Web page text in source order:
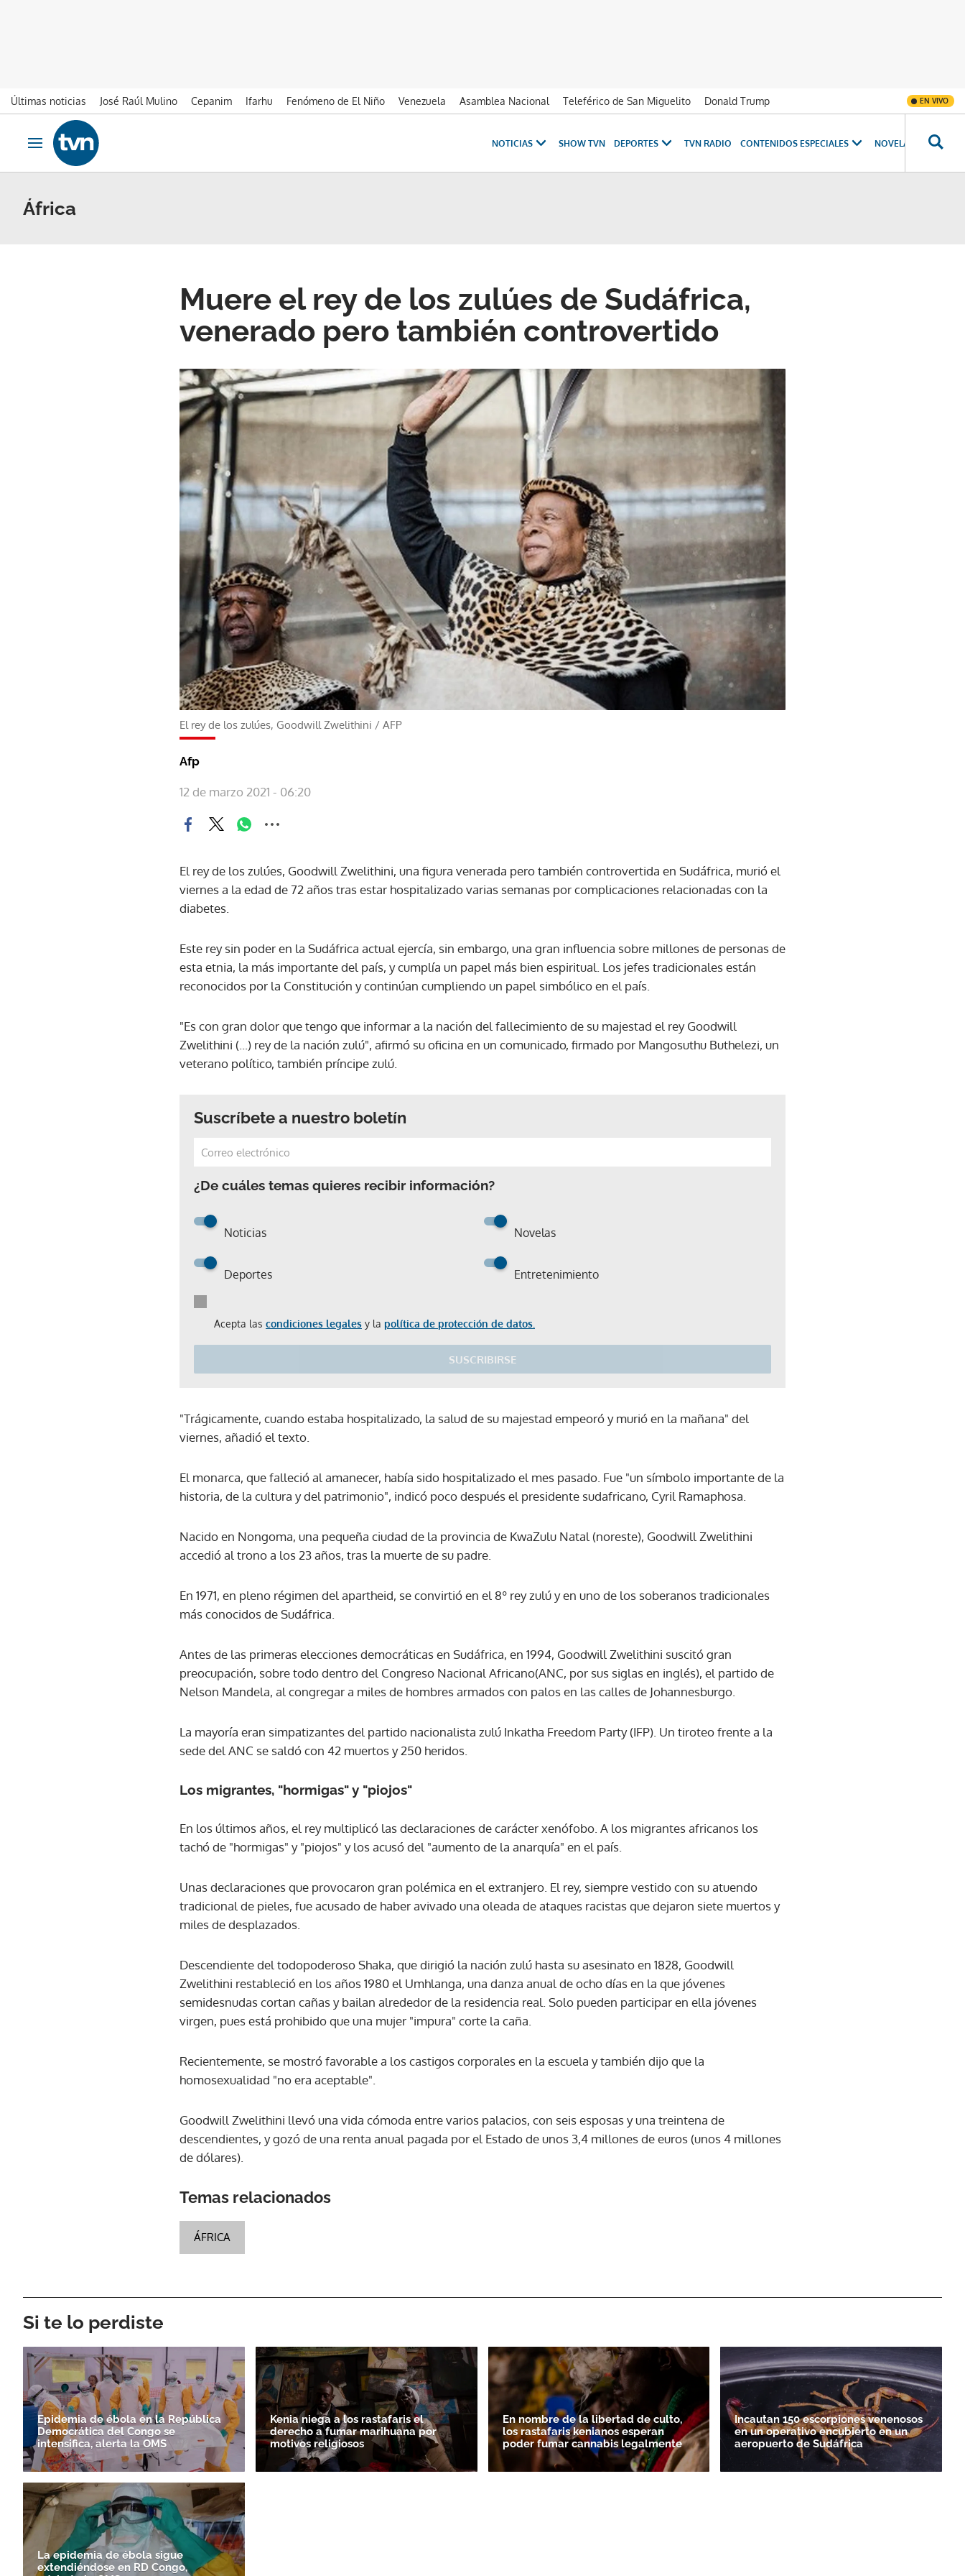
Últimas noticias José Raúl Mulino Cepanim Ifarhu Fenómeno de El Niño Venezuela Asamblea Nacional Teleférico de San Miguelito Donald Trump EN VIVO
Ir al contenido
Obrir navegació
NOTICIAS SHOW TVN DEPORTES TVN RADIO CONTENIDOS ESPECIALES NOVELAS
África
Muere el rey de los zulúes de Sudáfrica,
venerado pero también controvertido
El rey de los zulúes, Goodwill Zwelithini / AFP
Afp
12 de marzo 2021 - 06:20
El rey de los zulúes, Goodwill Zwelithini, una figura venerada pero también controvertida en Sudáfrica, murió el
viernes a la edad de 72 años tras estar hospitalizado varias semanas por complicaciones relacionadas con la
diabetes.
Este rey sin poder en la Sudáfrica actual ejercía, sin embargo, una gran influencia sobre millones de personas de
esta etnia, la más importante del país, y cumplía un papel más bien espiritual. Los jefes tradicionales están
reconocidos por la Constitución y continúan cumpliendo un papel simbólico en el país.
"Es con gran dolor que tengo que informar a la nación del fallecimiento de su majestad el rey Goodwill
Zwelithini (...) rey de la nación zulú", afirmó su oficina en un comunicado, firmado por Mangosuthu Buthelezi, un
veterano político, también príncipe zulú.
Suscríbete a nuestro boletín
¿De cuáles temas quieres recibir información?
Noticias Novelas
Deportes Entretenimiento
Acepta las condiciones legales y la política de protección de datos.
SUSCRIBIRSE
Gracias por suscribirte a nuestro boletín.
ACEPTAR
"Trágicamente, cuando estaba hospitalizado, la salud de su majestad empeoró y murió en la mañana" del
viernes, añadió el texto.
El monarca, que falleció al amanecer, había sido hospitalizado el mes pasado. Fue "un símbolo importante de la
historia, de la cultura y del patrimonio", indicó poco después el presidente sudafricano, Cyril Ramaphosa.
Nacido en Nongoma, una pequeña ciudad de la provincia de KwaZulu Natal (noreste), Goodwill Zwelithini
accedió al trono a los 23 años, tras la muerte de su padre.
En 1971, en pleno régimen del apartheid, se convirtió en el 8º rey zulú y en uno de los soberanos tradicionales
más conocidos de Sudáfrica.
Antes de las primeras elecciones democráticas en Sudáfrica, en 1994, Goodwill Zwelithini suscitó gran
preocupación, sobre todo dentro del Congreso Nacional Africano(ANC, por sus siglas en inglés), el partido de
Nelson Mandela, al congregar a miles de hombres armados con palos en las calles de Johannesburgo.
La mayoría eran simpatizantes del partido nacionalista zulú Inkatha Freedom Party (IFP). Un tiroteo frente a la
sede del ANC se saldó con 42 muertos y 250 heridos.
Los migrantes, "hormigas" y "piojos"
En los últimos años, el rey multiplicó las declaraciones de carácter xenófobo. A los migrantes africanos los
tachó de "hormigas" y "piojos" y los acusó del "aumento de la anarquía" en el país.
Unas declaraciones que provocaron gran polémica en el extranjero. El rey, siempre vestido con su atuendo
tradicional de pieles, fue acusado de haber avivado una oleada de ataques racistas que dejaron siete muertos y
miles de desplazados.
Descendiente del todopoderoso Shaka, que dirigió la nación zulú hasta su asesinato en 1828, Goodwill
Zwelithini restableció en los años 1980 el Umhlanga, una danza anual de ocho días en la que jóvenes
semidesnudas cortan cañas y bailan alrededor de la residencia real. Solo pueden participar en ella jóvenes
virgen, pues está prohibido que una mujer "impura" corte la caña.
Recientemente, se mostró favorable a los castigos corporales en la escuela y también dijo que la
homosexualidad "no era aceptable".
Goodwill Zwelithini llevó una vida cómoda entre varios palacios, con seis esposas y una treintena de
descendientes, y gozó de una renta anual pagada por el Estado de unos 3,4 millones de euros (unos 4 millones
de dólares).
Temas relacionados
ÁFRICA
Si te lo perdiste
Epidemia de ébola en la República
Democrática del Congo se
intensifica, alerta la OMS
Kenia niega a los rastafaris el
derecho a fumar marihuana por
motivos religiosos
En nombre de la libertad de culto,
los rastafaris kenianos esperan
poder fumar cannabis legalmente
Incautan 150 escorpiones venenosos
en un operativo encubierto en un
aeropuerto de Sudáfrica
La epidemia de ébola sigue
extendiéndose en RD Congo,